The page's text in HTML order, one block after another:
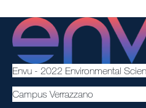
Envu - 2022 Environmental
Campus Verrazzano